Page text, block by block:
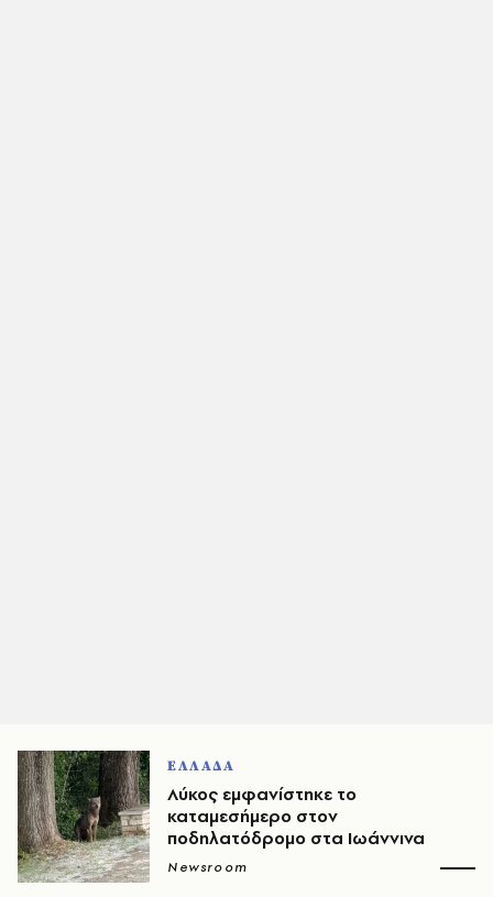
ΕΛΛΑΔΑ
Λύκος εμφανίστηκε το
καταμεσήμερο στον
ποδηλατόδρομο στα Ιωάννινα
Newsroom